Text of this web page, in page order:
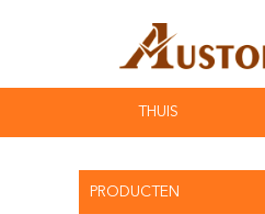
THUIS
PRODUCTEN